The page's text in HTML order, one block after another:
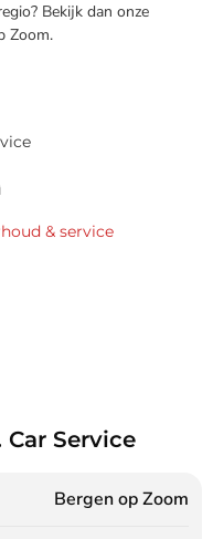
Bekijk dan onze
Zoom.
& service
Service
Bergen op Zoom